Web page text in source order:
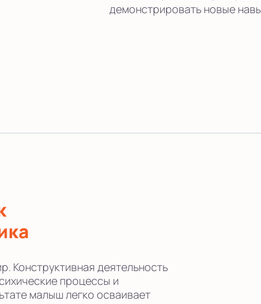
демонстрировать новые
Конструктивная деятельность
процессы и
малыш легко осваивает